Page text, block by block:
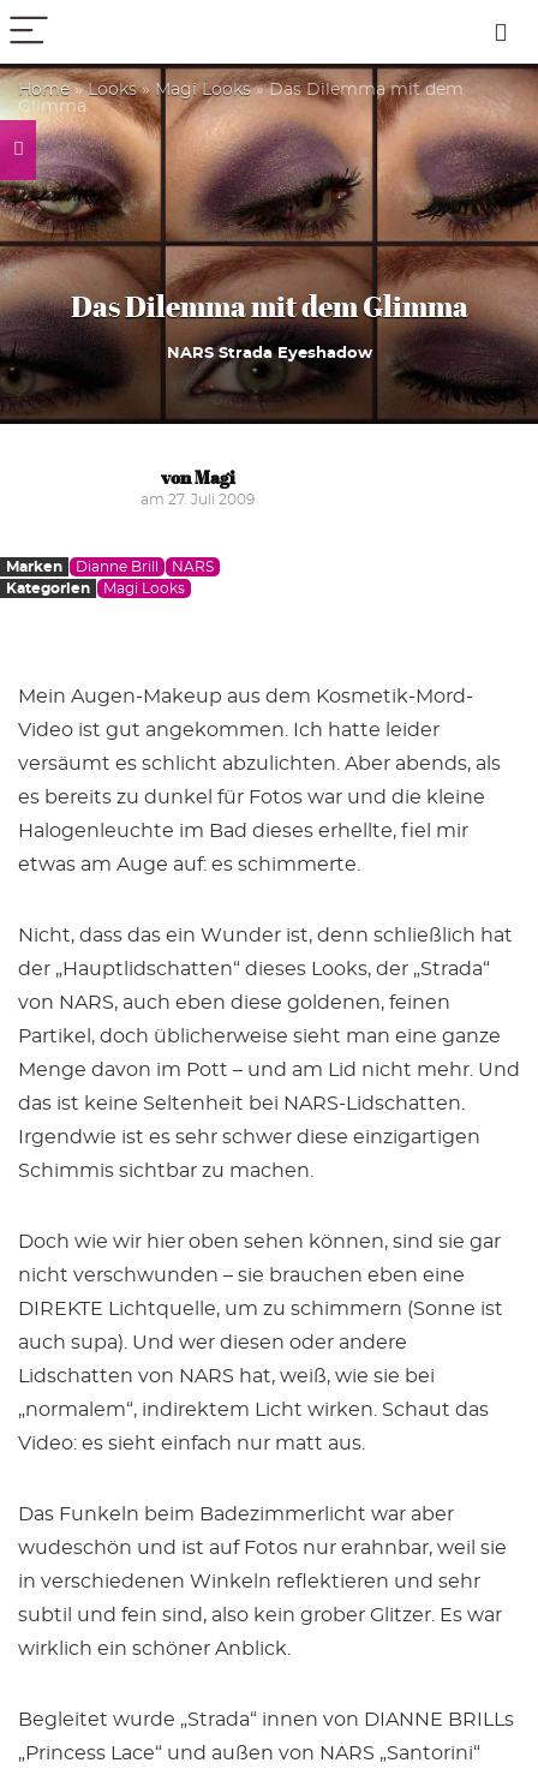
PICK COLOR
Home »Looks» Magi Looks»Das Dilemma mit dem
Glimma
Das Dilemma mit dem Glimma
NARS Strada Eyeshadow
von Magi
am 27. Juli 2009
Marken Dianne Brill
NARS
Kategorien
Magi Looks
Mein Augen-Makeup aus dem Kosmetik-Mord-
Video ist gut angekommen. Ich hatte leider
versäumt es schlicht abzulichten. Aber abends, als
es bereits zu dunkel für Fotos war und die kleine
Halogenleuchte im Bad dieses erhellte, fiel mir
etwas am Auge auf: es schimmerte.
Nicht, dass das ein Wunder ist, denn schließlich hat
der „Hauptlidschatten“ dieses Looks, der „Strada“
von NARS, auch eben diese goldenen, feinen
Partikel, doch üblicherweise sieht man eine ganze
Menge davon im Pott – und am Lid nicht mehr. Und
das ist keine Seltenheit bei NARS-Lidschatten.
Irgendwie ist es sehr schwer diese einzigartigen
Schimmis sichtbar zu machen.
Doch wie wir hier oben sehen können, sind sie gar
nicht verschwunden – sie brauchen eben eine
DIREKTE Lichtquelle, um zu schimmern (Sonne ist
auch supa). Und wer diesen oder andere
Lidschatten von NARS hat, weiß, wie sie bei
„normalem“, indirektem Licht wirken. Schaut das
Video: es sieht einfach nur matt aus.
Das Funkeln beim Badezimmerlicht war aber
wudeschön und ist auf Fotos nur erahnbar, weil sie
in verschiedenen Winkeln reflektieren und sehr
subtil und fein sind, also kein grober Glitzer. Es war
wirklich ein schöner Anblick.
Begleitet wurde „Strada“ innen von DIANNE BRILLs
„Princess Lace“ und außen von NARS „Santorini“